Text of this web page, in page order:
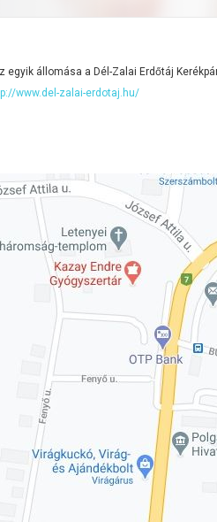
egyik állomása a Dél-Zalai Erdőtáj
www.del-zalai-erdotaj.hu/